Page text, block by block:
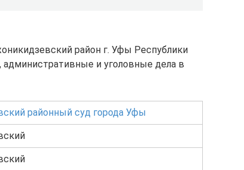
район г. Уфы Республики
и уголовные дела в
районный суд города Уфы